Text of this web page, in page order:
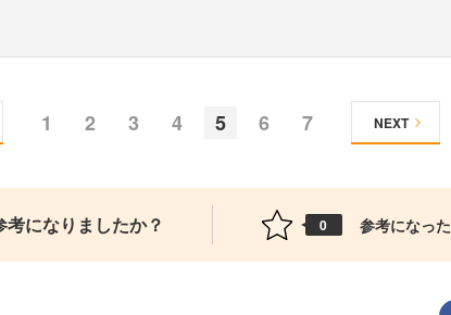
1 2 3 4 5 6 7 NEXT
考になりましたか？ 0 参考になった